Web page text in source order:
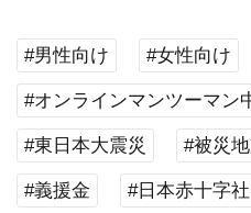
#男性向け #女性向け
#オンラインマンツーマン
#東日本大震災 #被災
#義援金 #日本赤十字社